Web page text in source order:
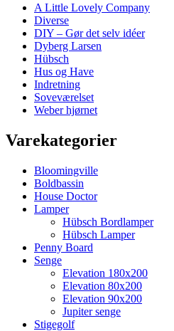
A Little Lovely Company
Diverse
DIY – Gør det selv idéer
Dyberg Larsen
Hübsch
Hus og Have
Indretning
Soveværelset
Weber hjørnet
Varekategorier
Bloomingville
Boldbassin
House Doctor
Lamper
Hübsch Bordlamper
Hübsch Lamper
Penny Board
Senge
Elevation 180x200
Elevation 80x200
Elevation 90x200
Jupiter senge
Stigegolf